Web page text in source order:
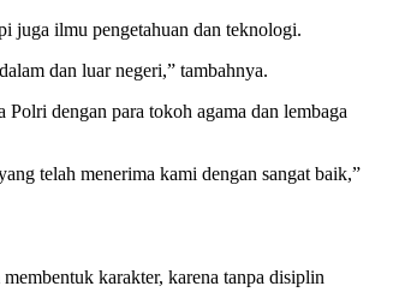
juga ilmu pengetahuan dan teknologi.
dan luar negeri,” tambahnya.
dengan para tokoh agama dan lembaga
telah menerima kami dengan sangat baik,”
karakter, karena tanpa disiplin